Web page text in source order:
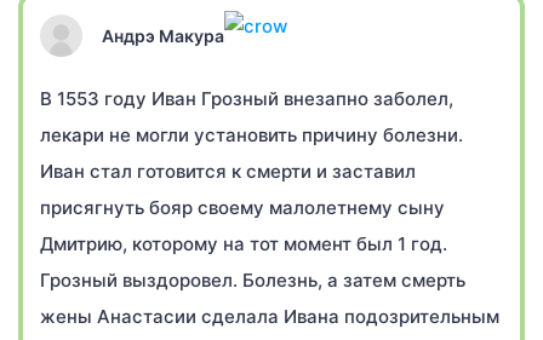
Андрэ Макура
В 1553 году Иван Грозный внезапно заболел,
лекари не могли установить причину болезни.
Иван стал готовится к смерти и заставил
присягнуть бояр своему малолетнему сыну
Дмитрию, которому на тот момент был 1 год.
Грозный выздоровел. Болезнь, а затем смерть
жены Анастасии сделала Ивана подозрительным